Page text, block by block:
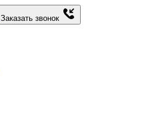
Заказать звонок